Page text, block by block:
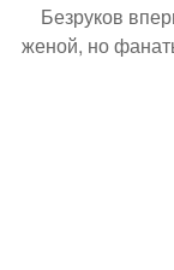
Безруков
женой, но